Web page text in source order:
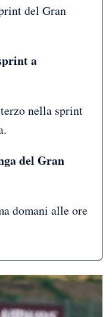
del Gran
a
nella sprint
del Gran
domani alle ore